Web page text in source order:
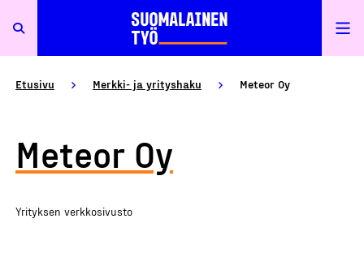
Etusivu Merkki- ja yrityshaku Meteor Oy
Meteor Oy
Yrityksen verkkosivusto